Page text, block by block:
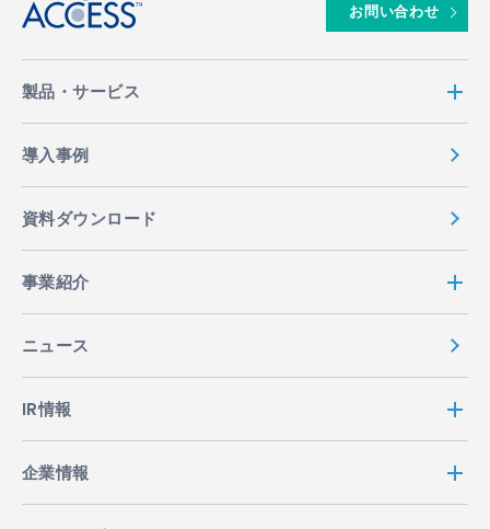
お問い合わせ
製品・サービス
導入事例
資料ダウンロード
事業紹介
ニュース
IR情報
企業情報